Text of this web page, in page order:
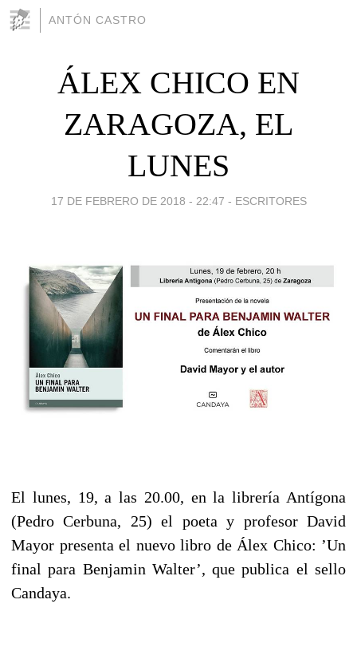
ANTÓN CASTRO
ÁLEX CHICO EN
ZARAGOZA, EL
LUNES
17 DE FEBRERO DE 2018 - 22:47 - ESCRITORES
El lunes, 19, a las 20.00, en la librería Antígona
(Pedro Cerbuna, 25) el poeta y profesor David
Mayor presenta el nuevo libro de Álex Chico: ’Un
final para Benjamin Walter’, que publica el sello
Candaya.